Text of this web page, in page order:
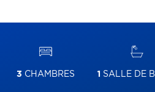
3 CHAMBRES 1 SALLE DE